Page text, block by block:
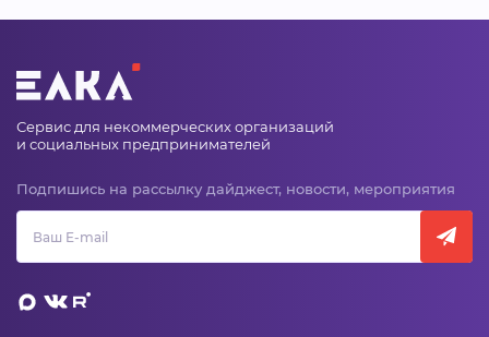
Сервис для некоммерческих организаций
и социальных предпринимателей
Подпишись на рассылку дайджест, новости, мероприятия